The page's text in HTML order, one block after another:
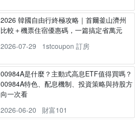
2026 韓國自由行終極攻略｜首爾釜山濟州
比較＋機票住宿優惠碼，一篇搞定省萬元
2026-07-29
1stcoupon 訂房
00984A是什麼？主動式高息ETF值得買嗎？
00984A特色、配息機制、投資策略與持股方
向一次看
2026-06-20
財富101